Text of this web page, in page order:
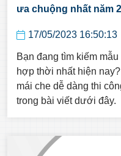
ưa chuộng nhất năm
17/05/2023 16:50:13
Bạn đang tìm kiếm
hợp thời nhất hiện
mái che dễ dàng thi
trong bài viết dưới đây.